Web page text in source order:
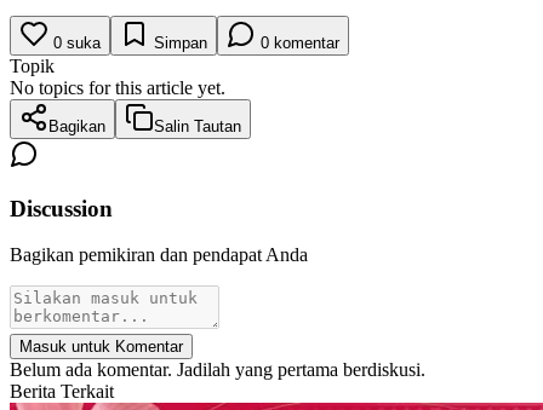
0 suka Simpan 0 komentar
Topik
No topics for this article yet.
Bagikan Salin Tautan
Discussion
Bagikan pemikiran dan pendapat Anda
Masuk untuk Komentar
Belum ada komentar. Jadilah yang pertama berdiskusi.
Berita Terkait